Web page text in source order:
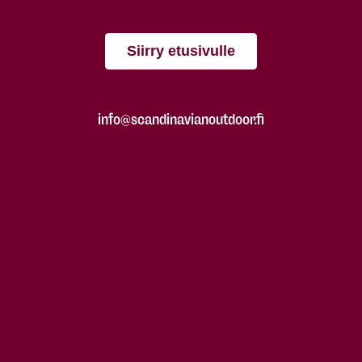
Siirry etusivulle
info@scandinavianoutdoor.fi